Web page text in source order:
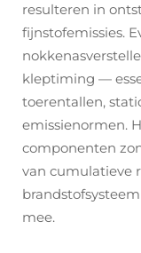
resulteren in
fijnstofemissies.
kleptiming —
toerentallen,
emissienormen.
componenten
van cumulatieve
mee.